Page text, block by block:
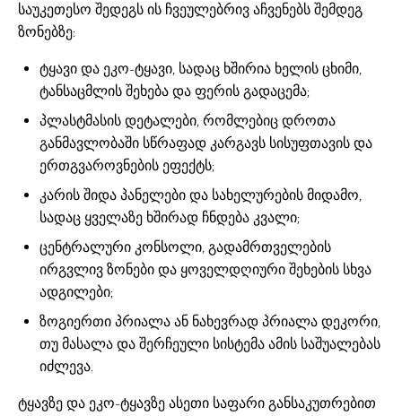
საუკეთესო შედეგს ის ჩვეულებრივ აჩვენებს შემდეგ
ზონებზე:
ტყავი და ეკო-ტყავი, სადაც ხშირია ხელის ცხიმი,
ტანსაცმლის შეხება და ფერის გადაცემა;
პლასტმასის დეტალები, რომლებიც დროთა
განმავლობაში სწრაფად კარგავს სისუფთავის და
ერთგვაროვნების ეფექტს;
კარის შიდა პანელები და სახელურების მიდამო,
სადაც ყველაზე ხშირად ჩნდება კვალი;
ცენტრალური კონსოლი, გადამრთველების
ირგვლივ ზონები და ყოველდღიური შეხების სხვა
ადგილები;
ზოგიერთი პრიალა ან ნახევრად პრიალა დეკორი,
თუ მასალა და შერჩეული სისტემა ამის საშუალებას
იძლევა.
ტყავზე და ეკო-ტყავზე ასეთი საფარი განსაკუთრებით